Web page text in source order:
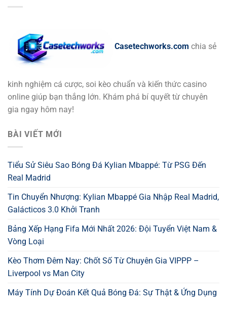
Casetechworks.com chia sẻ
kinh nghiệm cá cược, soi kèo chuẩn và kiến thức casino
online giúp bạn thắng lớn. Khám phá bí quyết từ chuyên
gia ngay hôm nay!
BÀI VIẾT MỚI
Tiểu Sử Siêu Sao Bóng Đá Kylian Mbappé: Từ PSG Đến
Real Madrid
Tin Chuyển Nhượng: Kylian Mbappé Gia Nhập Real Madrid,
Galácticos 3.0 Khởi Tranh
Bảng Xếp Hạng Fifa Mới Nhất 2026: Đội Tuyển Việt Nam &
Vòng Loại
Kèo Thơm Đêm Nay: Chốt Số Từ Chuyên Gia VIPPP –
Liverpool vs Man City
Máy Tính Dự Đoán Kết Quả Bóng Đá: Sự Thật & Ứng Dụng